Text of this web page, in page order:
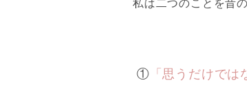
私は二つのことを昔
① 「思うだけでは